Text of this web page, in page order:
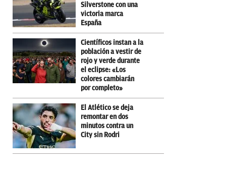
Silverstone con una
victoria marca
España
Científicos instan a la
población a vestir de
rojo y verde durante
el eclipse: «Los
colores cambiarán
por completo»
El Atlético se deja
remontar en dos
minutos contra un
City sin Rodri